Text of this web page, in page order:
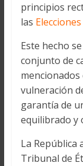
principios
las
Este hecho
conjunto de
vulneración
garantía de
equilibrado y
La República
Tribunal de